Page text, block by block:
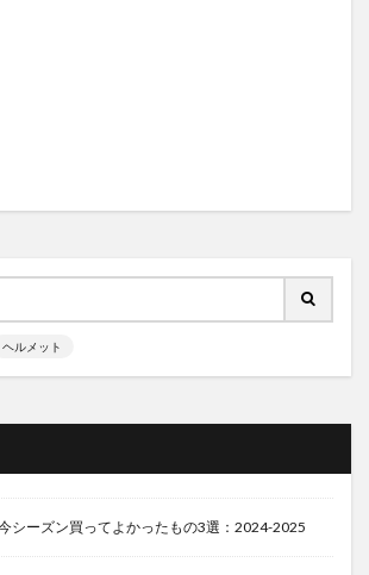
ヘルメット
シーズン買ってよかったもの3選：2024-2025